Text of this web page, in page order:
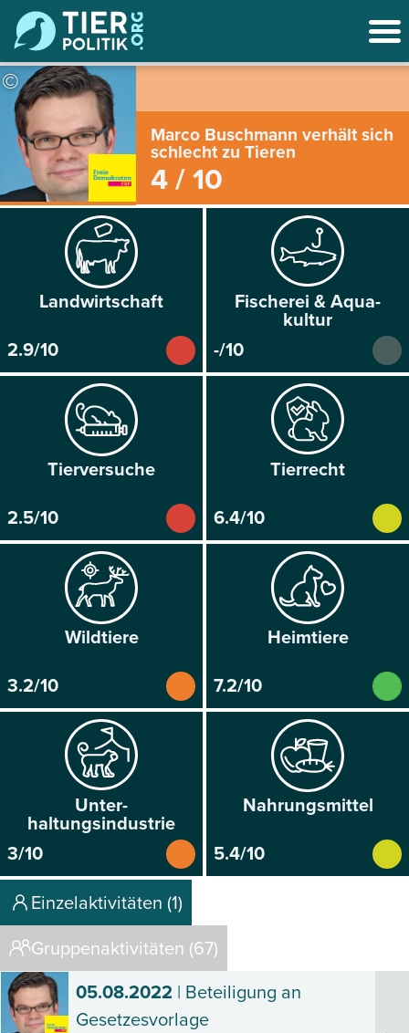
©
Marco Buschmann verhält sich
schlecht zu Tieren
4 / 10
Land­wirtschaft
2.9/10
Fischerei & Aqua­
kultur
-/10
Tier­versuche
2.5/10
Tier­recht
6.4/10
Wild­tiere
3.2/10
Heim­tiere
7.2/10
Unter­
haltungsindustrie
3/10
Nahrungs­mittel
5.4/10
Einzelaktivitäten (1)
Gruppenaktivitäten (67)
05.08.2022 | Beteiligung an
Gesetzesvorlage